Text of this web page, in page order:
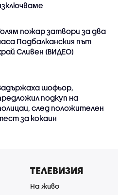
пожар затвори за два
Подбалканския път
Сливен (ВИДЕО)
шофьор,
подкуп на
след положителен
за кокаин
ТЕЛЕВИЗИЯ
На живо